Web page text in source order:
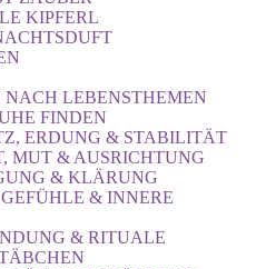
KIPFERL
NACH LEBENSTHEMEN
FINDEN
ERDUNG & STABILITÄT
MUT & AUSRICHTUNG
& KLÄRUNG
& INNERE
& RITUALE